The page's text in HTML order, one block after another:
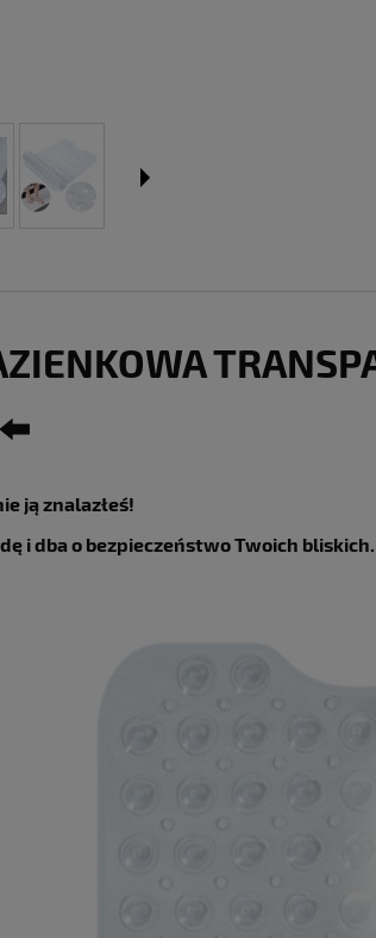
ją znalazłeś!
i dba o bezpieczeństwo Twoich bliskich.